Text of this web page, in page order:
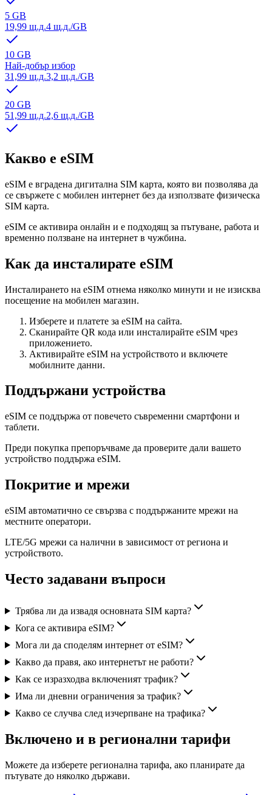
5 GB
19,99 щ.д.4 щ.д./GB
10 GB
Най-добър избор
31,99 щ.д.3,2 щ.д./GB
20 GB
51,99 щ.д.2,6 щ.д./GB
Какво е eSIM
eSIM е вградена дигитална SIM карта, която ви позволява да
се свържете с мобилен интернет без да използвате физическа
SIM карта.
eSIM се активира онлайн и е подходящ за пътуване, работа и
временно ползване на интернет в чужбина.
Как да инсталирате eSIM
Инсталирането на eSIM отнема няколко минути и не изисква
посещение на мобилен магазин.
Изберете и платете за eSIM на сайта.
Сканирайте QR кода или инсталирайте eSIM чрез
приложението.
Активирайте eSIM на устройството и включете
мобилните данни.
Поддържани устройства
eSIM се поддържа от повечето съвременни смартфони и
таблети.
Преди покупка препоръчваме да проверите дали вашето
устройство поддържа eSIM.
Покритие и мрежи
eSIM автоматично се свързва с поддържаните мрежи на
местните оператори.
LTE/5G мрежи са налични в зависимост от региона и
устройството.
Често задавани въпроси
Трябва ли да извадя основната SIM карта?
Кога се активира eSIM?
Мога ли да споделям интернет от eSIM?
Какво да правя, ако интернетът не работи?
Как се изразходва включеният трафик?
Има ли дневни ограничения за трафик?
Какво се случва след изчерпване на трафика?
Включено и в регионални тарифи
Можете да изберете регионална тарифа, ако планирате да
пътувате до няколко държави.